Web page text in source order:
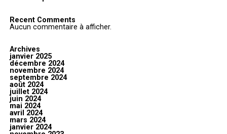
Recent Comments
Aucun commentaire à afficher.
Archives
janvier 2025
décembre 2024
novembre 2024
septembre 2024
août 2024
juillet 2024
juin 2024
mai 2024
avril 2024
mars 2024
janvier 2024